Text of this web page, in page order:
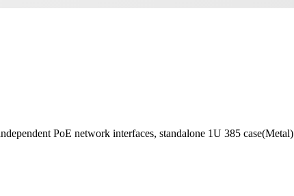
PoE network interfaces, standalone 1U 385 case(Metal)